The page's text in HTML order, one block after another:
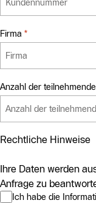
Firma *
Anzahl der
Rechtliche Hinweise
Ihre Daten werden
Anfrage zu
Ich habe die